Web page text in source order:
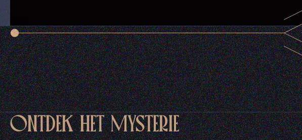
ONTDEK HET MYSTERIE